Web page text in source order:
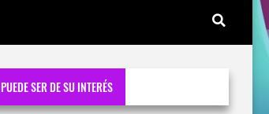
PUEDE SER DE SU INTERÉS